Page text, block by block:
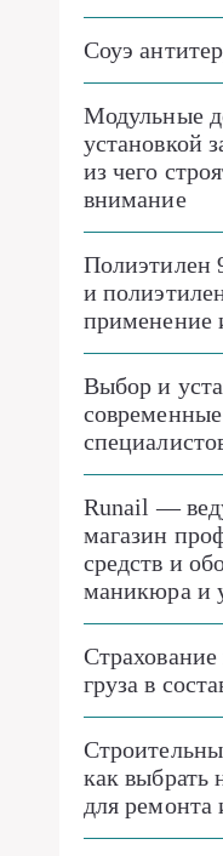
Соуэ
Модульные
установкой
из чего
внимание
Полиэтилен
и
применение
Выбор и
Runail —
магазин
средств и
маникюра и
груза в
как выбрать
для ремонта